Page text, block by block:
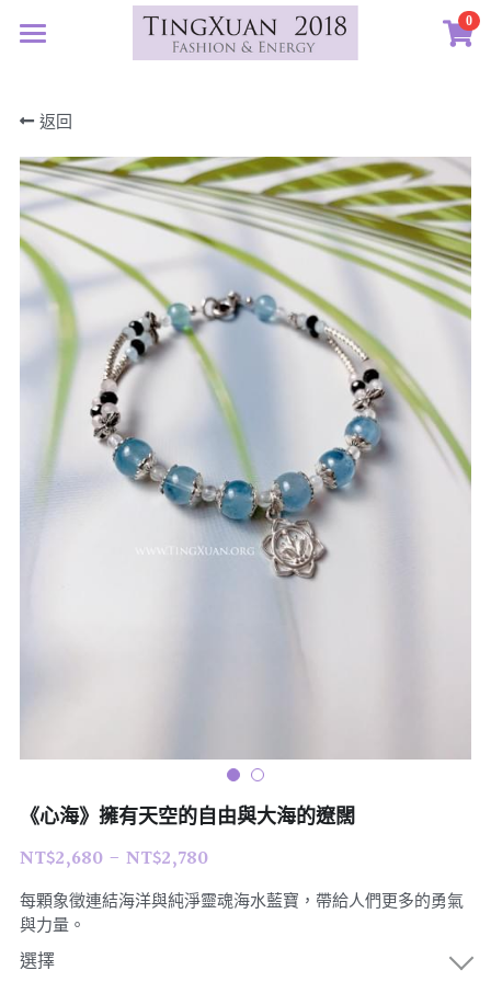
0
定製藝廊
許願首飾
客訂圖集
創作選購
系列設計
01｜星球羈絆
02｜夏戀女神
03｜遠古遺珠
04｜藍星精靈
05｜自然樂章
06｜玉韻茶香
定製表單
認識素材
礦寶晶石
琥珀蜜蠟
香中之金
優雅珍珠
礦寶絮語
認識我們
關於我們
常見問答
珠寶設計TXJ
返回
《心海》擁有天空的自由與大海的遼闊
NT$2,680 - NT$2,780
每顆象徵連結海洋與純淨靈魂海水藍寶，帶給人們更多的勇氣
與力量。
選擇
×
商品分類
所有商品分類
×
部落格分類
所有博客分類
生日紀念
畢業祝福
新生
治癒
親密伴侶